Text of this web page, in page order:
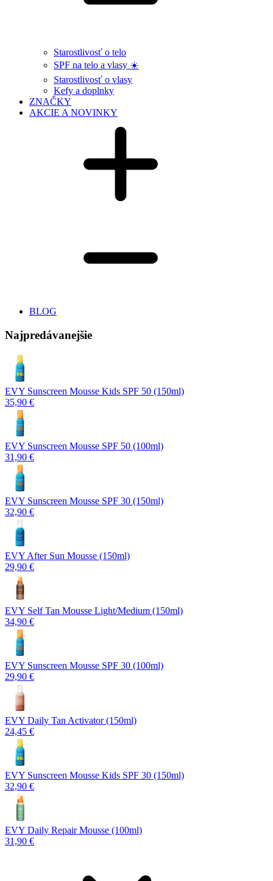
Starostlivosť o telo
SPF na telo a vlasy ☀️
Starostlivosť o vlasy
Kefy a doplnky
ZNAČKY
AKCIE A NOVINKY
BLOG
Najpredávanejšie
EVY Sunscreen Mousse Kids SPF 50 (150ml)
35,90 €
EVY Sunscreen Mousse SPF 50 (100ml)
31,90 €
EVY Sunscreen Mousse SPF 30 (150ml)
32,90 €
EVY After Sun Mousse (150ml)
29,90 €
EVY Self Tan Mousse Light/Medium (150ml)
34,90 €
EVY Sunscreen Mousse SPF 30 (100ml)
29,90 €
EVY Daily Tan Activator (150ml)
24,45 €
EVY Sunscreen Mousse Kids SPF 30 (150ml)
32,90 €
EVY Daily Repair Mousse (100ml)
31,90 €